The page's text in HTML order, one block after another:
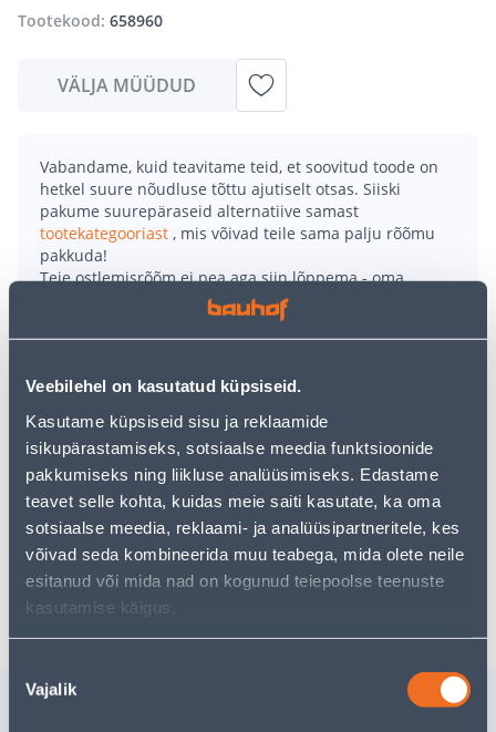
Veebilehel on kasutatud küpsiseid.
Kasutame küpsiseid sisu ja reklaamide
isikupärastamiseks, sotsiaalse meedia funktsioonide
pakkumiseks ning liikluse analüüsimiseks. Edastame
teavet selle kohta, kuidas meie saiti kasutate, ka oma
sotsiaalse meedia, reklaami- ja analüüsipartneritele, kes
võivad seda kombineerida muu teabega, mida olete neile
esitanud või mida nad on kogunud teiepoolse teenuste
kasutamise käigus.
valik
Vajalik
Tootekood: 658960
VÄLJA MÜÜDUD
Vabandame, kuid teavitame teid, et soovitud toode on
hetkel suure nõudluse tõttu ajutiselt otsas. Siiski
pakume suurepäraseid alternatiive samast
tootekategooriast , mis võivad teile sama palju rõõmu
pakkuda!
Teie ostlemisrõõm ei pea aga siin lõppema - oma
uurimistööd saate jätkata, naastes
kasutades meie võimsat otsingufunktsiooni, et leida
veelgi meelepärasemad valikuid. Head ostlemist!
• Plastikust lillepotiümbris halli värvusega ja
läbimõõduga 16 cm.
• Kasutamiseks nii sise- kui välistingimustes.
• Külmakindel ja peab vastu UV-kiirgusele.
• 14-päevane tagastusõigus.
Tarne pole võimalik
Sarnased tooted